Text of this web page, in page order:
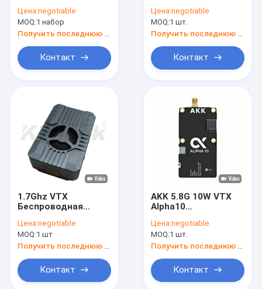
беспроводные для
принуждения
Цена:negotiable
MOQ:1 набор
Контакт
летательный
аппарат
Дополнительные
Длиннополосный
беспилотный
аппарат VTX VRX
Цена:negotiable
MOQ:1 шт.
Контакт
1.7Ghz VTX
Беспроводная
аппаратура
видеопередатчик
поддержка IRC
RF Power VTX
Цена:negotiable
MOQ:1 шт
Контакт
AKK 5.8G 10W VTX
Alpha10
Поддержка смарт
аудио с 80 CH Drone
RC аксессуары
Цена:negotiable
MOQ:1 шт.
Контакт